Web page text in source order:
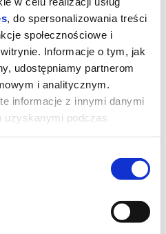
, do spersonalizowania treści
społecznościowe i
Informacje o tym, jak
udostępniamy partnerom
i analitycznym.
informacje z innymi danymi
uzyskanymi podczas
świat! Każdy dzień to
konfitury, malowanie
dzielić z innymi, nawiązywać
nudą w deszczowy dzień. W
że wyobraźnia i kreatywność